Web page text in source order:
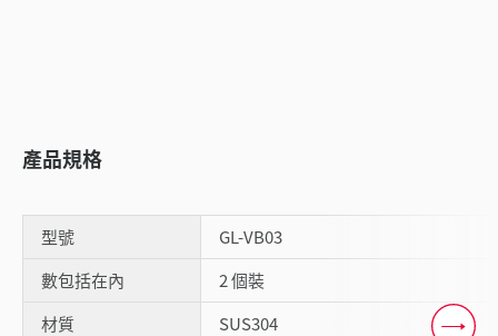
產品規格
型號
GL-VB03
數包括在內
2 個裝
材質
SUS304